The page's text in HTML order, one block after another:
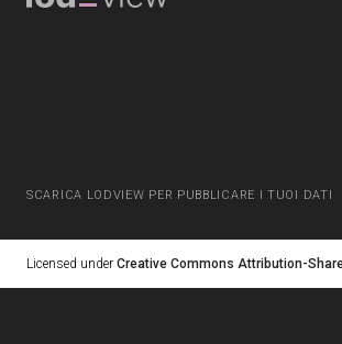
SCARICA LODVIEW PER PUBBLICARE I TUOI DATI
Licensed under Creative Commons Attribution-